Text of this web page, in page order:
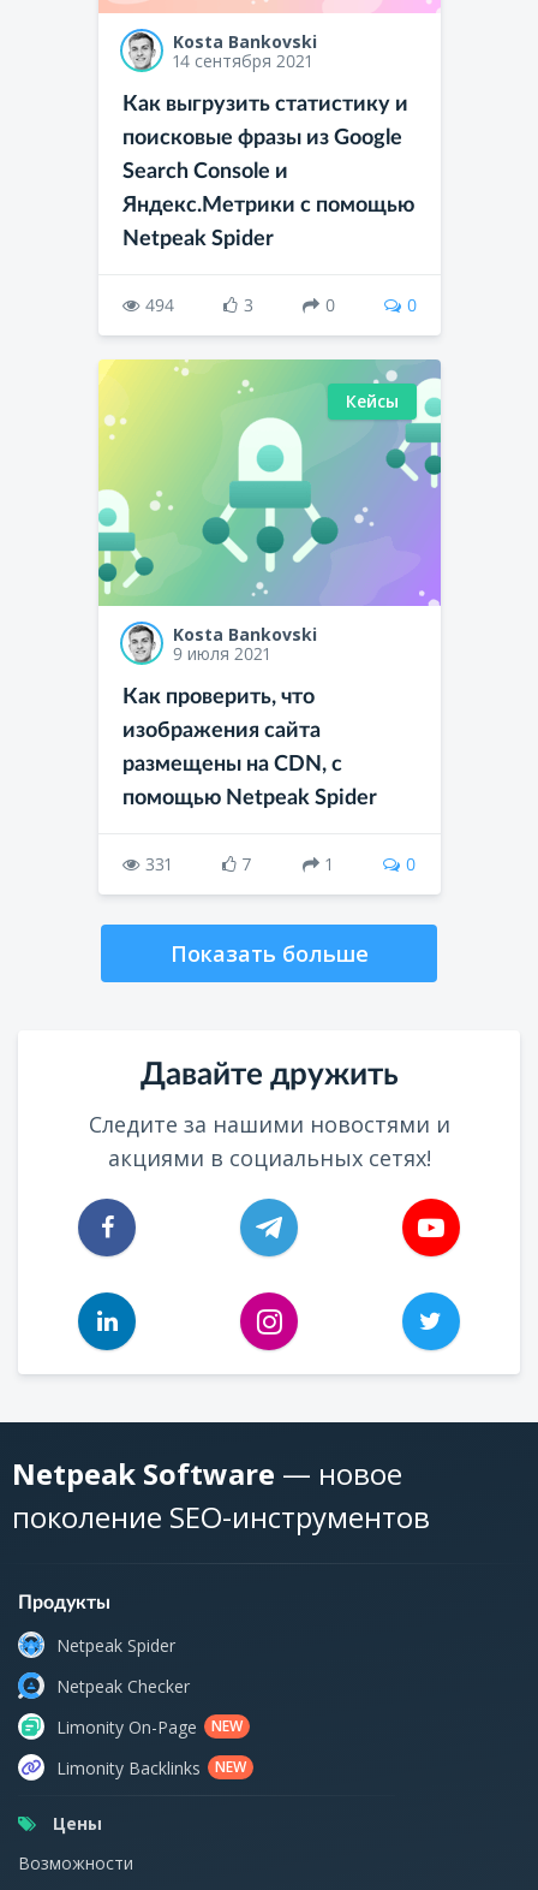
Kosta Bankovski
14 сентября 2021
Как выгрузить статистику и
поисковые фразы из Google
Search Console и
Яндекс.Метрики с помощью
Netpeak Spider
494 3 0 0
Кейсы
Kosta Bankovski
9 июля 2021
Как проверить, что
изображения сайта
размещены на CDN, с
помощью Netpeak Spider
331 7 1 0
Показать больше
Давайте дружить
Следите за нашими новостями и
акциями в социальных сетях!
Netpeak Software — новое
поколение SEO-инструментов
Продукты
Netpeak Spider
Netpeak Checker
Limonity On-Page
NEW
Limonity Backlinks NEW
Цены
Возможности